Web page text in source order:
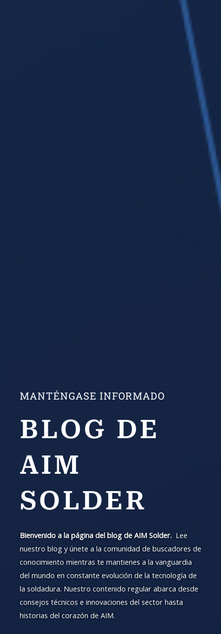
MANTÉNGASE INFORMADO
BLOG DE
AIM
SOLDER
Bienvenido a la página del blog de AIM Solder.Lee
nuestro blog y únete a la comunidad de buscadores de
conocimiento mientras te mantienes a la vanguardia
del mundo en constante evolución de la tecnología de
la soldadura. Nuestro contenido regular abarca desde
consejos técnicos e innovaciones del sector hasta
historias del corazón de AIM.